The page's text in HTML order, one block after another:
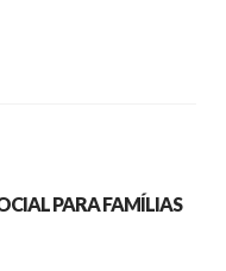
PARA FAMÍLIAS